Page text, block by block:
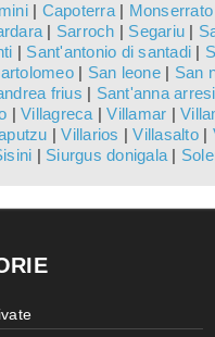
| Capoterra| Monserrato
| Sarroch | Segariu |
| Sant'antonio di santadi |
| San leone| San
frius | Sant'anna arresi
| Villagreca |Villamar |
|Villarios |Villasalto|
| Siurgus donigala |